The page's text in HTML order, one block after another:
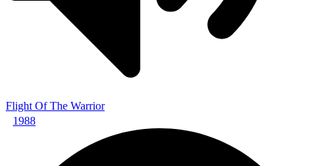
Flight Of The Warrior
1988